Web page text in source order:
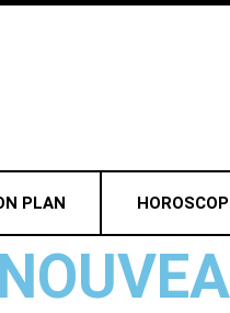
PLAN